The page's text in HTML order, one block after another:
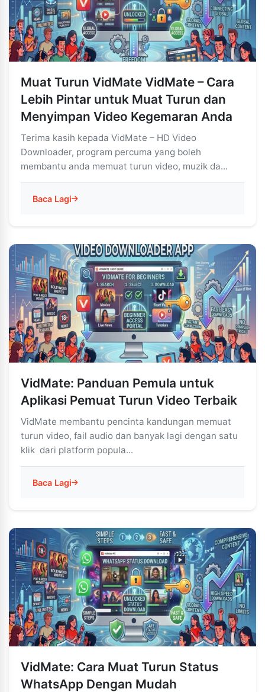
Muat Turun VidMate VidMate – Cara
Lebih Pintar untuk Muat Turun dan
Menyimpan Video Kegemaran Anda
Terima kasih kepada VidMate – HD Video
Downloader, program percuma yang boleh
membantu anda memuat turun video, muzik da...
Baca Lagi
VidMate: Panduan Pemula untuk
Aplikasi Pemuat Turun Video Terbaik
VidMate membantu pencinta kandungan memuat
turun video, fail audio dan banyak lagi dengan satu
klik dari platform popula...
Baca Lagi
VidMate: Cara Muat Turun Status
WhatsApp Dengan Mudah